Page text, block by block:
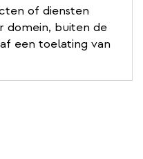
of diensten
domein, buiten de
een toelating van